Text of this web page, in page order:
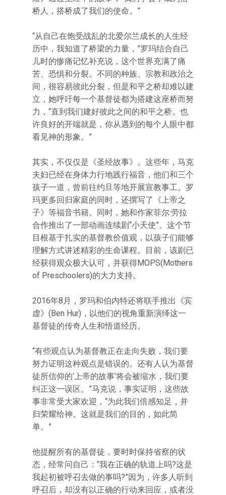
桥人，搭桥成了我们的使命。”
“从自己在饱受战乱的北爱尔兰成长的人生经
历中，我知道了桥梁的力量，”罗玛结合自己
儿时的惨痛记忆补充说，这个世界充满了痛
苦、恐惧和分裂。不同的种族、宗教和政治之
间，很容易彼此分裂，但是和平之桥却难以建
立，她呼吁每一个基督徒都为搭建这座桥而努
力，“直到我们建好彼此之间的和平之桥。也
许良好的开端就是，你从遇到的每个人眼中都
看见神的形象。”
其实，不仅仅是《圣经故事》。这些年，马克
夫妇已经在身体力行地践行福音，他们和三个
孩子一道，曾前往约旦等地开展宣教事工。罗
玛更多回归家庭的同时，还撰写了《上帝之
子》等福音书籍。同时，她和作家菲尔·劳拉
合作推出了一部动画连续剧“小天使”。这个节
目根基于扎实的基督教价值观，以孩子们能够
理解方式讲述精彩的生命课程。目前，该剧已
经获得观众极大认可，并获得MOPS(Mothers
of Preschoolers)的大力支持。
2016年8月，罗玛和伯内特还将联手推出《宾
虚》(Ben Hur)，以他们的视角重新演绎这一
基督徒的传奇人生和悟道经历。
“有些观点认为基督教正在走向失败，我们要
努力证明这种观点是错误的。还有人认为基督
徒所信仰的‘上帝的故事’将会被缩水，我们要
纠正这一误区。”马克说，事实证明，这些故
事非常受大家欢迎，“为此我们倍感知足，并
归荣耀给神。这就是我们的目的，如此简
单。”
他提醒所有的基督徒，要时时保持省察的状
态，经常问自己：“我在正确的轨道上吗?这是
我起初被呼召去做的事吗?”因为，许多人听到
呼召后，却没有以正确的行动来回应，或者没